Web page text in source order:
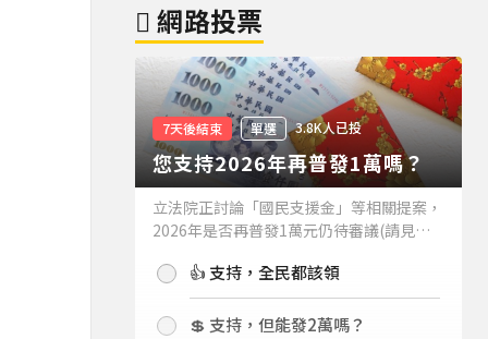
網路投票
7天後結束 單選 3.8K人已投
您支持2026年再普發1萬嗎？
立法院正討論「國民支援金」等相關提案，
2026年是否再普發1萬元仍待審議(請見下
持嗎？👍 支持，全民都該領
💲 支持，但能發2萬嗎？